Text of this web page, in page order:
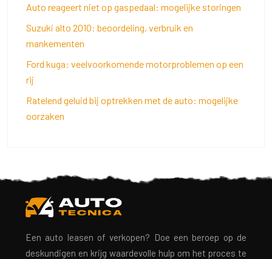
Auto reageert niet op gaspedaal: mogelijke storingen
Suzuki alto 2010: beoordeling, verbruik en
mankementen
Ford kuga: veelvoorkomende motorproblemen op een
rij
Ratelend geluid bij optrekken met de auto: mogelijke
oorzaken
Een auto leasen of verkopen? Doe een beroep op de
deskundigen en krijg waardevolle hulp om het proces te